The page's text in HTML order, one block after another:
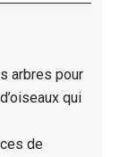
arbres pour
qui
de